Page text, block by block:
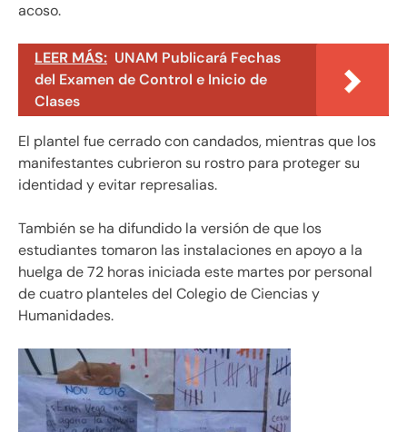
acoso.
LEER MÁS: UNAM Publicará Fechas
del Examen de Control e Inicio de
Clases
El plantel fue cerrado con candados, mientras que los
manifestantes cubrieron su rostro para proteger su
identidad y evitar represalias.
También se ha difundido la versión de que los
estudiantes tomaron las instalaciones en apoyo a la
huelga de 72 horas iniciada este martes por personal
de cuatro planteles del Colegio de Ciencias y
Humanidades.